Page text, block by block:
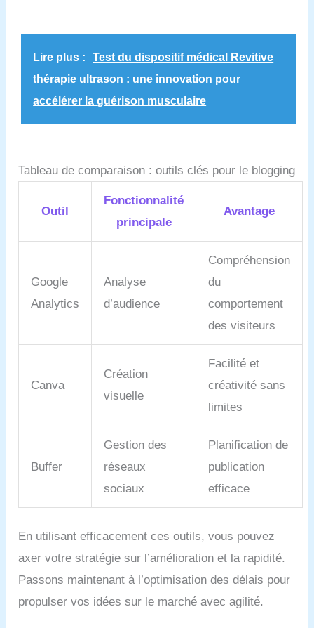
Lire plus :
Test du dispositif médical Revitive
thérapie ultrason : une innovation pour
accélérer la guérison musculaire
Tableau de comparaison : outils clés pour le blogging
Outil
Fonctionnalité
principale
Avantage
Google
Analytics
Analyse
d’audience
Compréhension
du
comportement
des visiteurs
Canva
Création
visuelle
Facilité et
créativité sans
limites
Buffer
Gestion des
réseaux
sociaux
Planification de
publication
efficace
En utilisant efficacement ces outils, vous pouvez
axer votre stratégie sur l’amélioration et la rapidité.
Passons maintenant à l’optimisation des délais pour
propulser vos idées sur le marché avec agilité.